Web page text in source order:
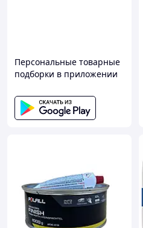
Персональные товарные
подборки в приложении